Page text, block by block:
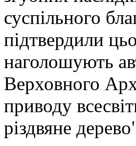
суспільного
підтвердили
наголошують
Верховного
приводу
різдвяне